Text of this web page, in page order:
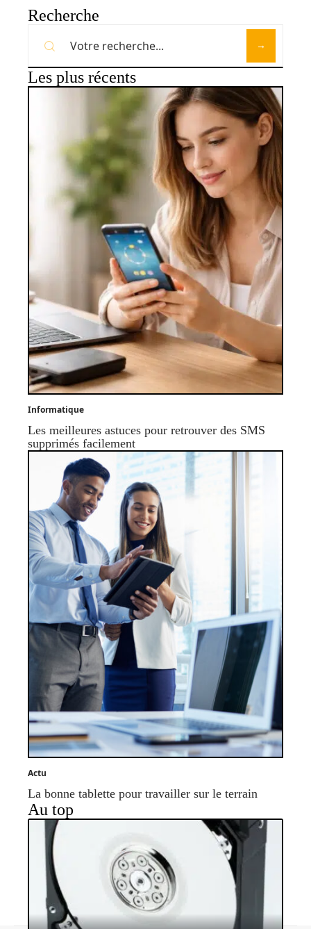
Recherche
Les plus récents
Informatique
Les meilleures astuces pour retrouver des SMS
supprimés facilement
Actu
La bonne tablette pour travailler sur le terrain
Au top